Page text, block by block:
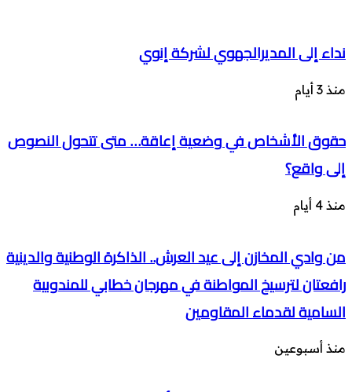
نداء إلى المديرالجهوي لشركة إنوي
منذ 3 أيام
حقوق الأشخاص في وضعية إعاقة… متى تتحول النصوص
إلى واقع؟
منذ 4 أيام
من وادي المخازن إلى عيد العرش.. الذاكرة الوطنية والدينية
رافعتان لترسيخ المواطنة في مهرجان خطابي للمندوبية
السامية لقدماء المقاومين
منذ أسبوعين